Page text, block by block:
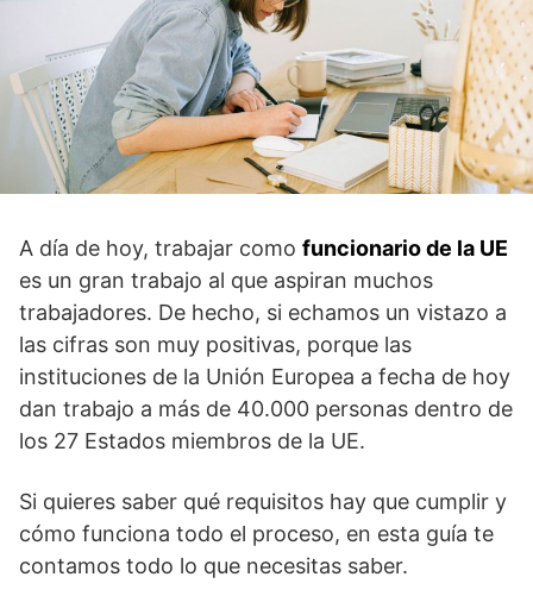
A día de hoy, trabajar como funcionario de la UE
es un gran trabajo al que aspiran muchos
trabajadores. De hecho, si echamos un vistazo a
las cifras son muy positivas, porque las
instituciones de la Unión Europea a fecha de hoy
dan trabajo a más de 40.000 personas dentro de
los 27 Estados miembros de la UE.
Si quieres saber qué requisitos hay que cumplir y
cómo funciona todo el proceso, en esta guía te
contamos todo lo que necesitas saber.